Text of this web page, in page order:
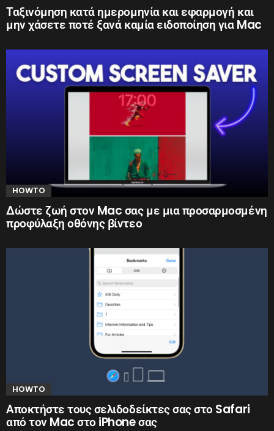
Ταξινόμηση κατά ημερομηνία και εφαρμογή και
μην χάσετε ποτέ ξανά καμία ειδοποίηση για Mac
HOWTO
Δώστε ζωή στον Mac σας με μια προσαρμοσμένη
προφύλαξη οθόνης βίντεο
HOWTO
Αποκτήστε τους σελιδοδείκτες σας στο Safari
από τον Mac στο iPhone σας